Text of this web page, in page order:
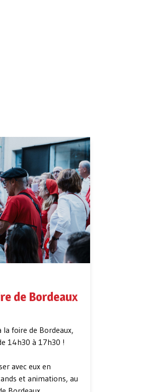
de Bordeaux
foire de Bordeaux,
14h30 à 17h30 !
avec eux en
et animations, au